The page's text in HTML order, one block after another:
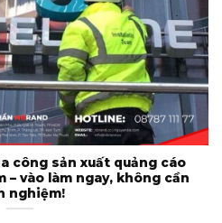
công sản xuất quảng cáo
– vào làm ngay, không cần
nghiệm!